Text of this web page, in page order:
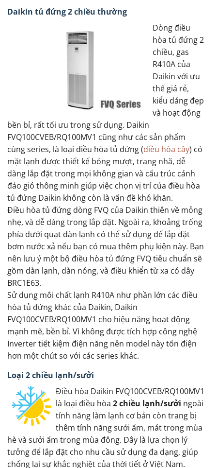
Daikin tủ đứng 2 chiều thường
Dòng điều
hòa tủ đứng 2
chiều, gas
R410A của
Daikin với ưu
thế giá rẻ,
kiểu dáng đẹp
và hoạt động
bền bỉ, rất tối ưu trong sử dụng. Daikin
FVQ100CVEB/RQ100MV1 cũng như các sản phẩm
cùng series, là loại điều hòa tủ đứng (điều hòa cây) có
mặt lạnh được thiết kế bóng mượt, trang nhã, dễ
dàng lắp đặt trong mọi không gian và cấu trúc cánh
đảo gió thông minh giúp việc chọn vị trí của điều hòa
tủ đứng Daikin không còn là vấn đề khó khăn.
Điều hòa tủ đứng dòng FVQ của Daikin thiên về mỏng
nhẹ, và dễ dàng trong lắp đặt. Ngoài ra, khoảng trống
phía dưới quạt dàn lạnh có thể sử dụng để lắp đặt
bơm nước xả nếu bạn có mua thêm phụ kiện này. Bạn
nên lưu ý một bộ điều hòa tủ đứng FVQ tiêu chuẩn sẽ
gồm dàn lạnh, dàn nóng, và điều khiển từ xa có dây
BRC1E63.
Sử dụng môi chất lạnh R410A như phần lớn các điều
hòa tủ đứng khác của Daikin, Daikin
FVQ100CVEB/RQ100MV1 cho hiệu năng hoạt động
mạnh mẽ, bền bỉ. Vì không được tích hợp công nghệ
Inverter tiết kiệm điện năng nên model này tốn điện
hơn một chút so với các series khác.
Loại 2 chiều lạnh/sưởi
Điều hòa Daikin FVQ100CVEB/RQ100MV1
là loại điều hòa 2 chiều lạnh/sưởi ngoài
tính năng làm lạnh cơ bản còn trang bị
thêm tính năng sưởi ấm, mát trong mùa
hè và sưởi ấm trong mùa đông. Đây là lựa chọn lý
tưởng để lắp đặt cho nhu cầu sử dụng đa dạng, giúp
chống lại sự khắc nghiệt của thời tiết ở Việt Nam.